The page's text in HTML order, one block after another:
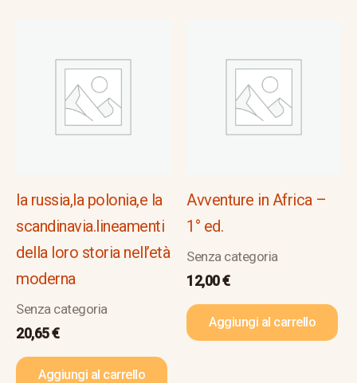
la russia,la polonia,e la
scandinavia.lineamenti
della loro storia nell’età
moderna
Senza categoria
20,65€
Aggiungi al carrello
Avventure in Africa –
1° ed.
Senza categoria
12,00€
Aggiungi al carrello